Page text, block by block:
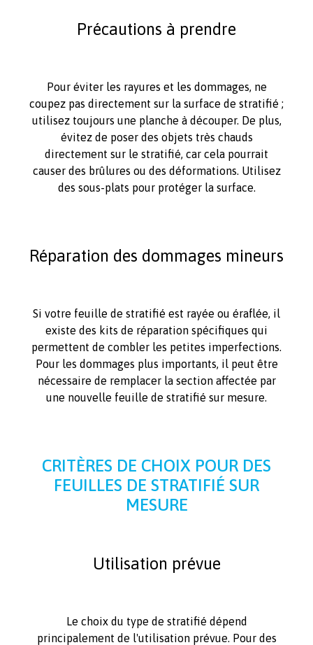
Précautions à prendre
Pour éviter les rayures et les dommages, ne
coupez pas directement sur la surface de stratifié ;
utilisez toujours une planche à découper. De plus,
évitez de poser des objets très chauds
directement sur le stratifié, car cela pourrait
causer des brûlures ou des déformations. Utilisez
des sous-plats pour protéger la surface.
Réparation des dommages mineurs
Si votre feuille de stratifié est rayée ou éraflée, il
existe des kits de réparation spécifiques qui
permettent de combler les petites imperfections.
Pour les dommages plus importants, il peut être
nécessaire de remplacer la section affectée par
une nouvelle feuille de stratifié sur mesure.
CRITÈRES DE CHOIX POUR DES
FEUILLES DE STRATIFIÉ SUR
MESURE
Utilisation prévue
Le choix du type de stratifié dépend
principalement de l'utilisation prévue. Pour des